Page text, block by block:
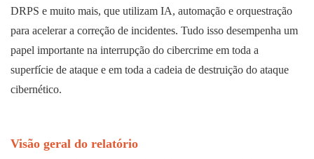
DRPS e muito mais, que utilizam IA, automação e orquestração
para acelerar a correção de incidentes. Tudo isso desempenha um
papel importante na interrupção do cibercrime em toda a
superfície de ataque e em toda a cadeia de destruição do ataque
cibernético.
Visão geral do relatório